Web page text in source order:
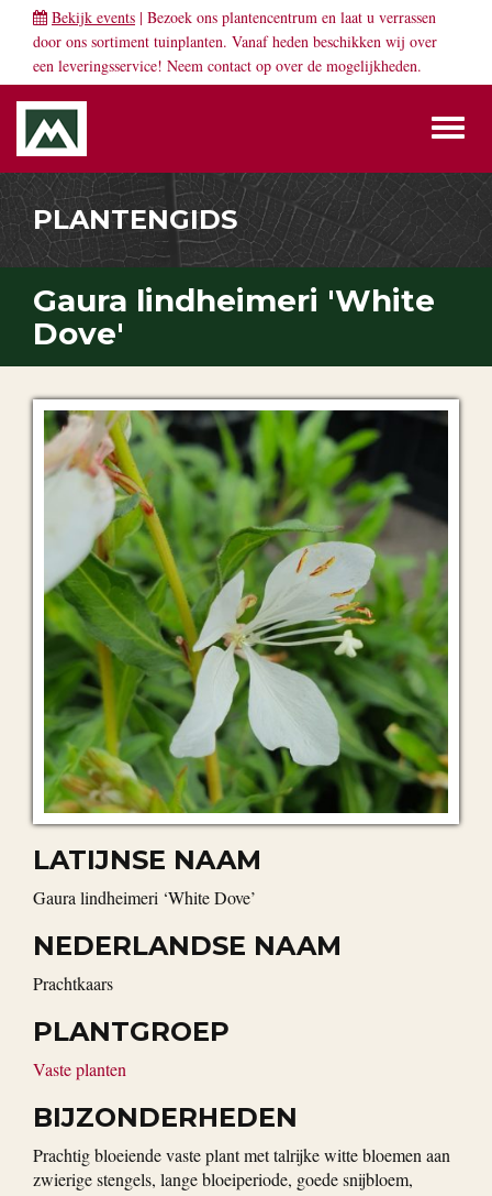
Bekijk events | Bezoek ons plantencentrum en laat u verrassen
door ons sortiment tuinplanten. Vanaf heden beschikken wij over
een leveringsservice! Neem contact op over de mogelijkheden.
PLANTENGIDS
Gaura lindheimeri 'White
Dove'
LATIJNSE NAAM
Gaura lindheimeri ‘White Dove’
NEDERLANDSE NAAM
Prachtkaars
PLANTGROEP
Vaste planten
BIJZONDERHEDEN
Prachtig bloeiende vaste plant met talrijke witte bloemen aan
zwierige stengels, lange bloeiperiode, goede snijbloem,